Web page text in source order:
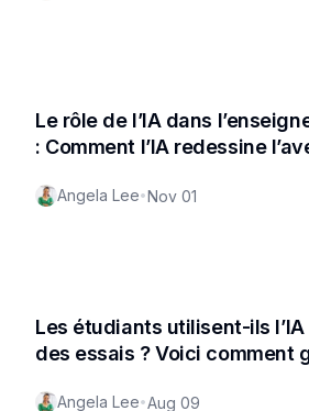
Le rôle de l’IA dans
: Comment l’IA redessine
Angela Lee•Nov 01
Les étudiants utilisent-ils
des essais ? Voici comment
élèves
Angela Lee•Aug 09